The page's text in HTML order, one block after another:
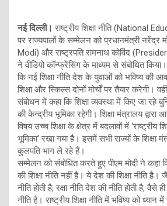
नई दिल्ली। राष्ट्रीय शिक्षा नीति (National
पर राज्यपालों के सम्मेलन को प्रधानमंत्री नरेंद्र
Modi) और राष्ट्रपति रामनाथ कोविंद
ने वीडियो कॉन्फ्रेंसिंग के माध्यम से संबोधित
कि नई शिक्षा नीति देश के युवाओं को भविष्य की
शिक्षा और स्किल्स दोनों मोर्चों पर तैयार करेगी।
संबोधन में कहा कि शिक्षा व्यवस्था में किए जा रहे
की केन्द्रीय भूमिका रहेगी। शिक्षा मंत्रालय
विषय उच्च शिक्षा के क्षेत्र में बदलावों में ‘राष्ट्रीय
भूमिका’ रखा गया है। इसमें सभी राज्यों के शिक्षा
कुलपति भाग ले रहे हैं।
सम्मेलन को संबोधित करते हुए पीएम मोदी ने कहा
की शिक्षा नीति नहीं है। ये देश की शिक्षा नीति
नीति होती है, रक्षा नीति देश की नीति होती है, वैसे
नीति है। राष्ट्रीय शिक्षा नीति में भविष्य को